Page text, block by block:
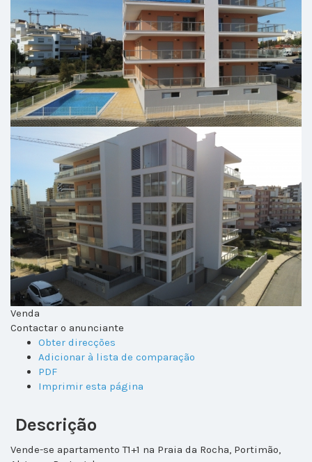
Venda
Contactar o anunciante
Obter direcções
Adicionar à lista de comparação
PDF
Imprimir esta página
Descrição
Vende-se apartamento T1+1 na Praia da Rocha, Portimão,